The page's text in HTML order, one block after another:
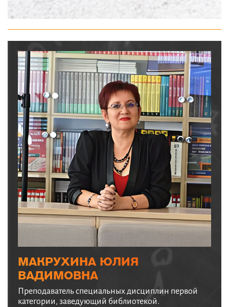
МАКРУХИНА ЮЛИЯ
ВАДИМОВНА
Преподаватель специальных дисциплин первой
категории, заведующий библиотекой.